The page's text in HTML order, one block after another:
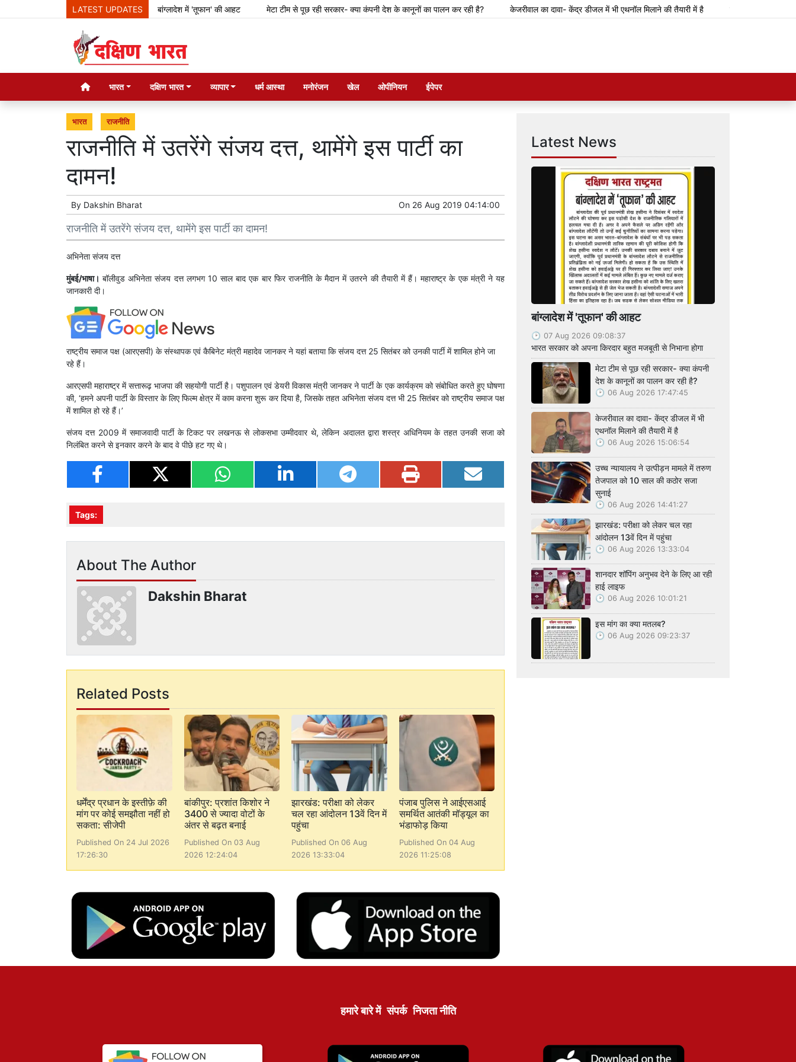
LATEST UPDATESबांग्लादेश में 'तूफान' की आहट मेटा टीम से पूछ रही सरकार- क्या कंपनी देश के कानूनों का पालन कर रही है? केजरीवाल का दावा- केंद्र डीजल में भी एथनॉल मिलाने की तैयारी में है
भारत दक्षिण भारत व्यापार धर्म आस्था मनोरंजन खेल ओपीनियन ईपेपर
भारत राजनीति
राजनीति में उतरेंगे संजय दत्त, थामेंगे इस पार्टी का
दामन!
By Dakshin Bharat On 26 Aug 2019 04:14:00
राजनीति में उतरेंगे संजय दत्त, थामेंगे इस पार्टी का दामन!
अभिनेता संजय दत्त
मुंबई/भाषा। बॉलीवुड अभिनेता संजय दत्त लगभग 10 साल बाद एक बार फिर राजनीति के मैदान में उतरने की तैयारी में हैं। महाराष्ट्र के एक मंत्री ने यह
जानकारी दी।
राष्ट्रीय समाज पक्ष (आरएसपी) के संस्थापक एवं कैबिनेट मंत्री महादेव जानकर ने यहां बताया कि संजय दत्त 25 सितंबर को उनकी पार्टी में शामिल होने जा
रहे हैं।
आरएसपी महाराष्ट्र में सत्तारूढ़ भाजपा की सहयोगी पार्टी है। पशुपालन एवं डेयरी विकास मंत्री जानकर ने पार्टी के एक कार्यक्रम को संबोधित करते हुए घोषणा
की, ‘हमने अपनी पार्टी के विस्तार के लिए फिल्म क्षेत्र में काम करना शुरू कर दिया है, जिसके तहत अभिनेता संजय दत्त भी 25 सितंबर को राष्ट्रीय समाज पक्ष
में शामिल हो रहे हैं।’
संजय दत्त 2009 में समाजवादी पार्टी के टिकट पर लखनऊ से लोकसभा उम्मीदवार थे, लेकिन अदालत द्वारा शस्त्र अधिनियम के तहत उनकी सजा को
निलंबित करने से इनकार करने के बाद वे पीछे हट गए थे।
Tags:
About The Author
Dakshin Bharat
Related Posts
धर्मेंद्र प्रधान के इस्तीफ़े की
मांग पर कोई समझौता नहीं हो
सकता: सीजेपी
Published On 24 Jul 2026
17:26:30
बांकीपुर: प्रशांत किशोर ने
3400 से ज्यादा वोटों के
अंतर से बढ़त बनाई
Published On 03 Aug
2026 12:24:04
झारखंड: परीक्षा को लेकर
चल रहा आंदोलन 13वें दिन में
पहुंचा
Published On 06 Aug
2026 13:33:04
पंजाब पुलिस ने आईएसआई
समर्थित आतंकी मॉड्यूल का
भंडाफोड़ किया
Published On 04 Aug
2026 11:25:08
Latest News
बांग्लादेश में 'तूफान' की आहट
07 Aug 2026 09:08:37
भारत सरकार को अपना किरदार बहुत मजबूती से निभाना होगा
मेटा टीम से पूछ रही सरकार- क्या कंपनी
देश के कानूनों का पालन कर रही है?
06 Aug 2026 17:47:45
केजरीवाल का दावा- केंद्र डीजल में भी
एथनॉल मिलाने की तैयारी में है
06 Aug 2026 15:06:54
उच्च न्यायालय ने उत्पीड़न मामले में तरुण
तेजपाल को 10 साल की कठोर सजा
सुनाई
06 Aug 2026 14:41:27
झारखंड: परीक्षा को लेकर चल रहा
आंदोलन 13वें दिन में पहुंचा
06 Aug 2026 13:33:04
शानदार शॉपिंग अनुभव देने के लिए आ रही
हाई लाइफ
06 Aug 2026 10:01:21
इस मांग का क्या मतलब?
06 Aug 2026 09:23:37
हमारे बारे में संपर्क निजता नीति